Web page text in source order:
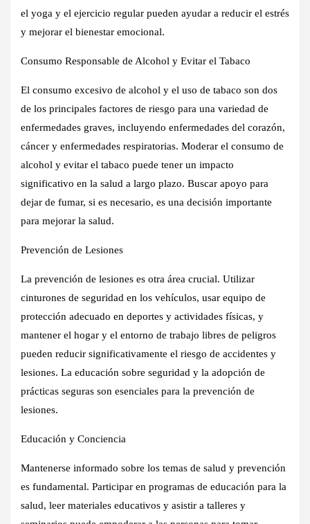
el yoga y el ejercicio regular pueden ayudar a reducir el estrés
y mejorar el bienestar emocional.
Consumo Responsable de Alcohol y Evitar el Tabaco
El consumo excesivo de alcohol y el uso de tabaco son dos
de los principales factores de riesgo para una variedad de
enfermedades graves, incluyendo enfermedades del corazón,
cáncer y enfermedades respiratorias. Moderar el consumo de
alcohol y evitar el tabaco puede tener un impacto
significativo en la salud a largo plazo. Buscar apoyo para
dejar de fumar, si es necesario, es una decisión importante
para mejorar la salud.
Prevención de Lesiones
La prevención de lesiones es otra área crucial. Utilizar
cinturones de seguridad en los vehículos, usar equipo de
protección adecuado en deportes y actividades físicas, y
mantener el hogar y el entorno de trabajo libres de peligros
pueden reducir significativamente el riesgo de accidentes y
lesiones. La educación sobre seguridad y la adopción de
prácticas seguras son esenciales para la prevención de
lesiones.
Educación y Conciencia
Mantenerse informado sobre los temas de salud y prevención
es fundamental. Participar en programas de educación para la
salud, leer materiales educativos y asistir a talleres y